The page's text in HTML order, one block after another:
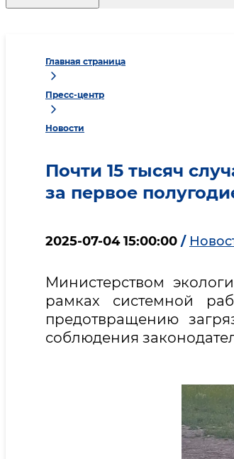
Главная страница
Пресс-центр
Новости
Почти 15 тысяч
за первое
2025-07-04 15:00:00 /
Министерством
рамках системной
предотвращению
соблюдения